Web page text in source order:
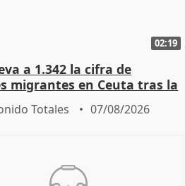
02:19
a 1.342 la cifra de
migrantes en Ceuta tras la
Totales 07/08/2026